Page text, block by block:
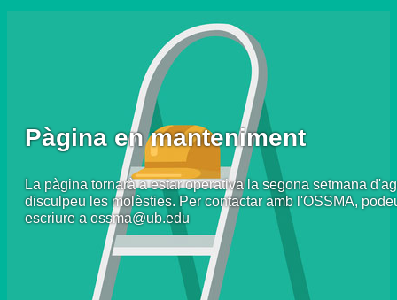
Pàgina en manteniment
La pàgina tornarà a estar operativa la segona setmana
disculpeu les molèsties. Per contactar amb l'OSSMA,
escriure a ossma@ub.edu